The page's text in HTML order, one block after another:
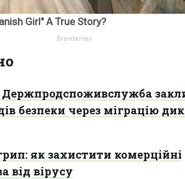
Держпродспоживслужба
безпеки через міграцію
як захистити комерційні
від вірусу